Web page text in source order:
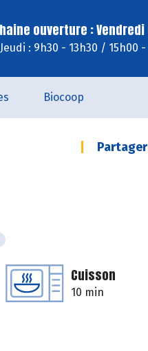
ouverture :
Jeudi : 9h30 - 13h30 / 15h00 -
Biocoop
Cuisson
10 min